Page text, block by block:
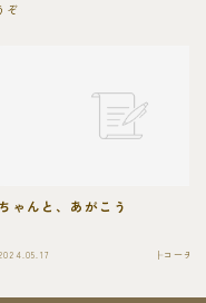
ぞ
ちゃんと、あがこう
2024.05.17 ├コーチン